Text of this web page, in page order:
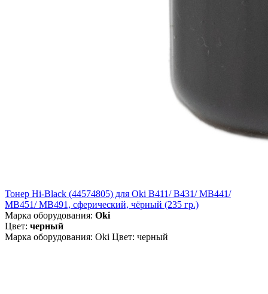
Тонер Hi-Black (44574805) для Oki B411/ B431/ MB441/
MB451/ MB491, сферический, чёрный (235 гр.)
Марка оборудования: Oki
Цвет: черный
Марка оборудования: Oki Цвет: черный